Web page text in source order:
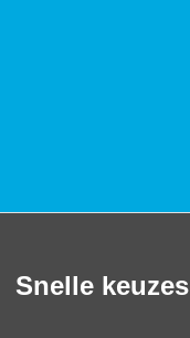
Snelle keuzes